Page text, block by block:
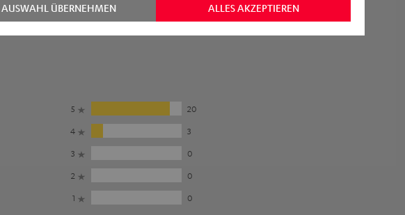
5
20
4
3
3
0
2
0
1
0
ALLES AKZEPTIEREN
AUSWAHL ÜBERNEHMEN